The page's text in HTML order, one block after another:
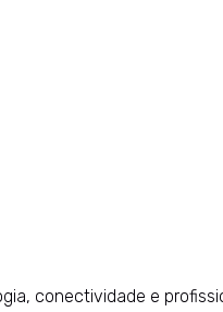
conectividade e